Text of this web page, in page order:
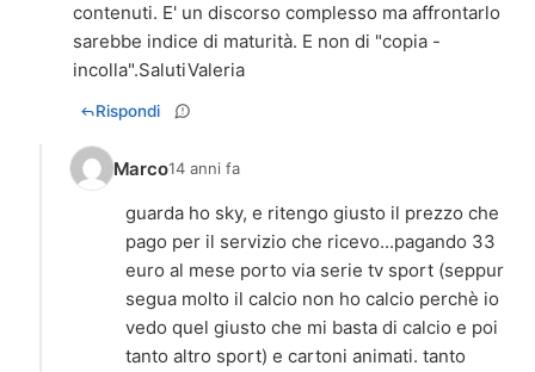
contenuti. E' un discorso complesso ma affrontarlo
sarebbe indice di maturità. E non di "copia -
incolla".SalutiValeria
Rispondi
Marco14 anni fa
guarda ho sky, e ritengo giusto il prezzo che
pago per il servizio che ricevo...pagando 33
euro al mese porto via serie tv sport (seppur
segua molto il calcio non ho calcio perchè io
vedo quel giusto che mi basta di calcio e poi
tanto altro sport) e cartoni animati. tanto